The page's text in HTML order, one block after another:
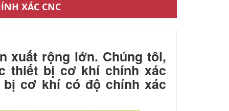
XÁC CNC
xuất rộng lớn. Chúng tôi,
thiết bị cơ khí chính xác
bị cơ khí có độ chính xác